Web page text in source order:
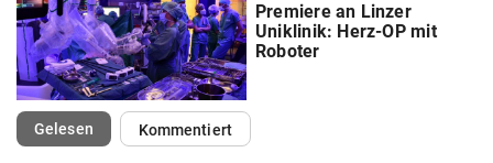
Premiere an Linzer
Uniklinik: Herz-OP mit
Roboter
Gelesen(ausgewählt)Kommentiert